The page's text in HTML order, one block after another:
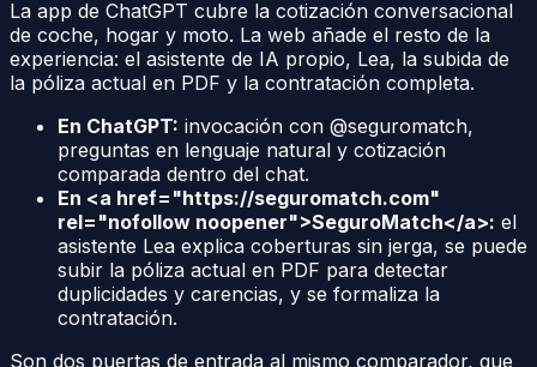
La app de ChatGPT cubre la cotización conversacional
de coche, hogar y moto. La web añade el resto de la
experiencia: el asistente de IA propio, Lea, la subida de
la póliza actual en PDF y la contratación completa.
En ChatGPT: invocación con @seguromatch,
preguntas en lenguaje natural y cotización
comparada dentro del chat.
En <a href="https://seguromatch.com"
rel="nofollow noopener">SeguroMatch</a>: el
asistente Lea explica coberturas sin jerga, se puede
subir la póliza actual en PDF para detectar
duplicidades y carencias, y se formaliza la
contratación.
Son dos puertas de entrada al mismo comparador, que